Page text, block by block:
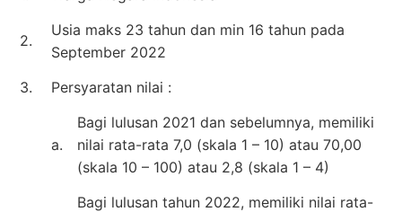
2.
Usia maks 23 tahun dan min 16 tahun pada
September 2022
3.
Persyaratan nilai :
a.
Bagi lulusan 2021 dan sebelumnya, memiliki
nilai rata-rata 7,0 (skala 1 – 10) atau 70,00
(skala 10 – 100) atau 2,8 (skala 1 – 4)
Bagi lulusan tahun 2022, memiliki nilai rata-